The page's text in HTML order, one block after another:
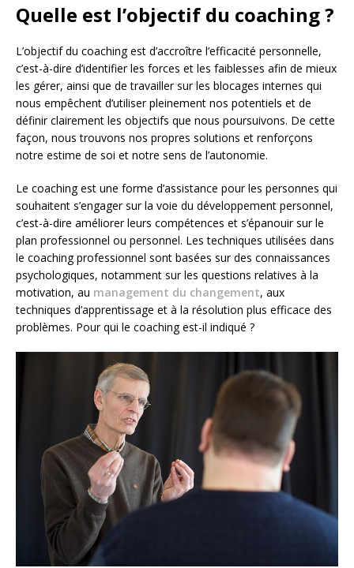
Quelle est l’objectif du coaching ?
L’objectif du coaching est d’accroître l’efficacité personnelle,
c’est-à-dire d’identifier les forces et les faiblesses afin de mieux
les gérer, ainsi que de travailler sur les blocages internes qui
nous empêchent d’utiliser pleinement nos potentiels et de
définir clairement les objectifs que nous poursuivons. De cette
façon, nous trouvons nos propres solutions et renforçons
notre estime de soi et notre sens de l’autonomie.
Le coaching est une forme d’assistance pour les personnes qui
souhaitent s’engager sur la voie du développement personnel,
c’est-à-dire améliorer leurs compétences et s’épanouir sur le
plan professionnel ou personnel. Les techniques utilisées dans
le coaching professionnel sont basées sur des connaissances
psychologiques, notamment sur les questions relatives à la
motivation, au management du changement, aux
techniques d’apprentissage et à la résolution plus efficace des
problèmes. Pour qui le coaching est-il indiqué ?